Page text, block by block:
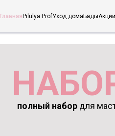
Главная Pilulya ProfУход дома БадыАкции
полный набор для